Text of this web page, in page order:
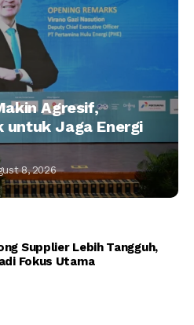
Agresif,
untuk Jaga Energi
8, 2026
Supplier Lebih Tangguh,
Fokus Utama